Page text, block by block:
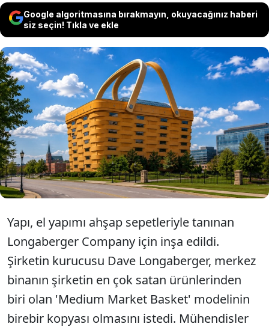
Google algoritmasına bırakmayın, okuyacağınız haberi
siz seçin! Tıkla ve ekle
ABD'nin Ohio eyaletindeki Newark kentinde
bulunan sıra dışı bir bina, mimarlık dünyasının en
dikkat çekici yapılarından biri olarak gösteriliyor.
Dev bir piknik sepetini andıran yedi katlı yapı,
yaklaşık 9 bin tonluk ağırlığı ve alışılmışın dışındaki
tasarımıyla yıllardır ziyaretçilerin ilgisini çekiyor.
Uzaktan bakıldığında devasa bir sepet görünümü
veren bina, dünyanın en sıra dışı kurumsal
merkezlerinden biri olarak kabul ediliyor.
Yapı, el yapımı ahşap sepetleriyle tanınan
Longaberger Company için inşa edildi.
Şirketin kurucusu Dave Longaberger, merkez
binanın şirketin en çok satan ürünlerinden
biri olan 'Medium Market Basket' modelinin
birebir kopyası olmasını istedi. Mühendisler